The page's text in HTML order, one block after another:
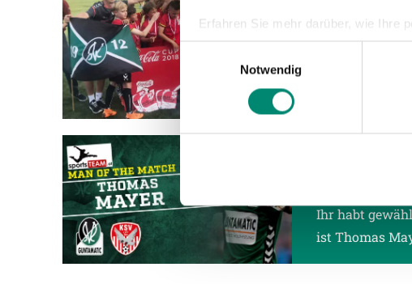
Erfahren Sie mehr darüber, wie Ihre
Einzelheitenfest.
Wir verwenden Cookies, um Inhalte
und die Zugriffe auf unsere Website
Weitere Details, insbesondere zu
Notwendig
Die U12 der
MAN OF
Ihr habt
ist Thomas